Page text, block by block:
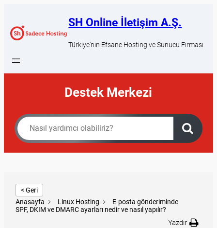
SH Online İletişim A.Ş.
Türkiye'nin Efsane Hosting ve Sunucu Firması
Destek Merkezi
< Geri
Anasayfa
Linux Hosting
E-posta gönderiminde
SPF, DKIM ve DMARC ayarları nedir ve nasıl yapılır?
Yazdır